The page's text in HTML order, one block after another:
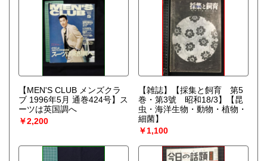
【MEN'S CLUB メンズクラ
ブ 1996年5月 通巻424号】ス
ーツは英国調へ
￥2,200
【雑誌】【採集と飼育 第5
巻・第3號 昭和18/3】【昆
虫・海洋生物・動物・植物・
細菌】
￥1,100